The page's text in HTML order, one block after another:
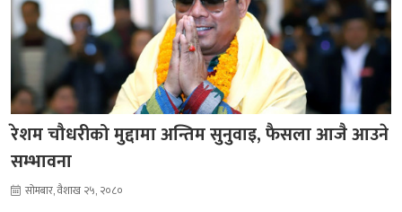
रेशम चौधरीको मुद्दामा अन्तिम सुनुवाइ, फैसला आजै आउने
सम्भावना
सोमबार, वैशाख २५, २०८०